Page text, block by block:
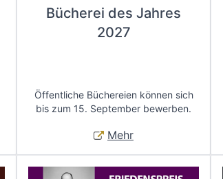
Bücherei des Jahres
2027
Öffentliche Büchereien können sich
bis zum 15. September bewerben.
Mehr